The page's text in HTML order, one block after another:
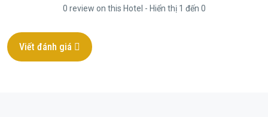
0 review on this Hotel - Hiển thị 1 đến 0
Viết đánh giá